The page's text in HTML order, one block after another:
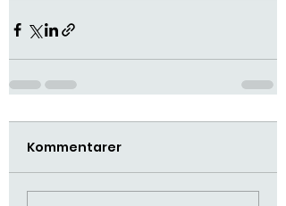
Kommentarer